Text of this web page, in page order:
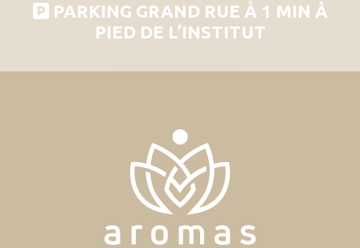
PARKING GRAND RUE À 1 MIN À
PIED DE L’INSTITUT